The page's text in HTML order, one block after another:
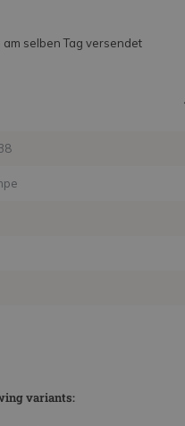
selben Tag versendet
variants: